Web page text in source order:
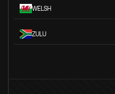
WELSH
ZULU